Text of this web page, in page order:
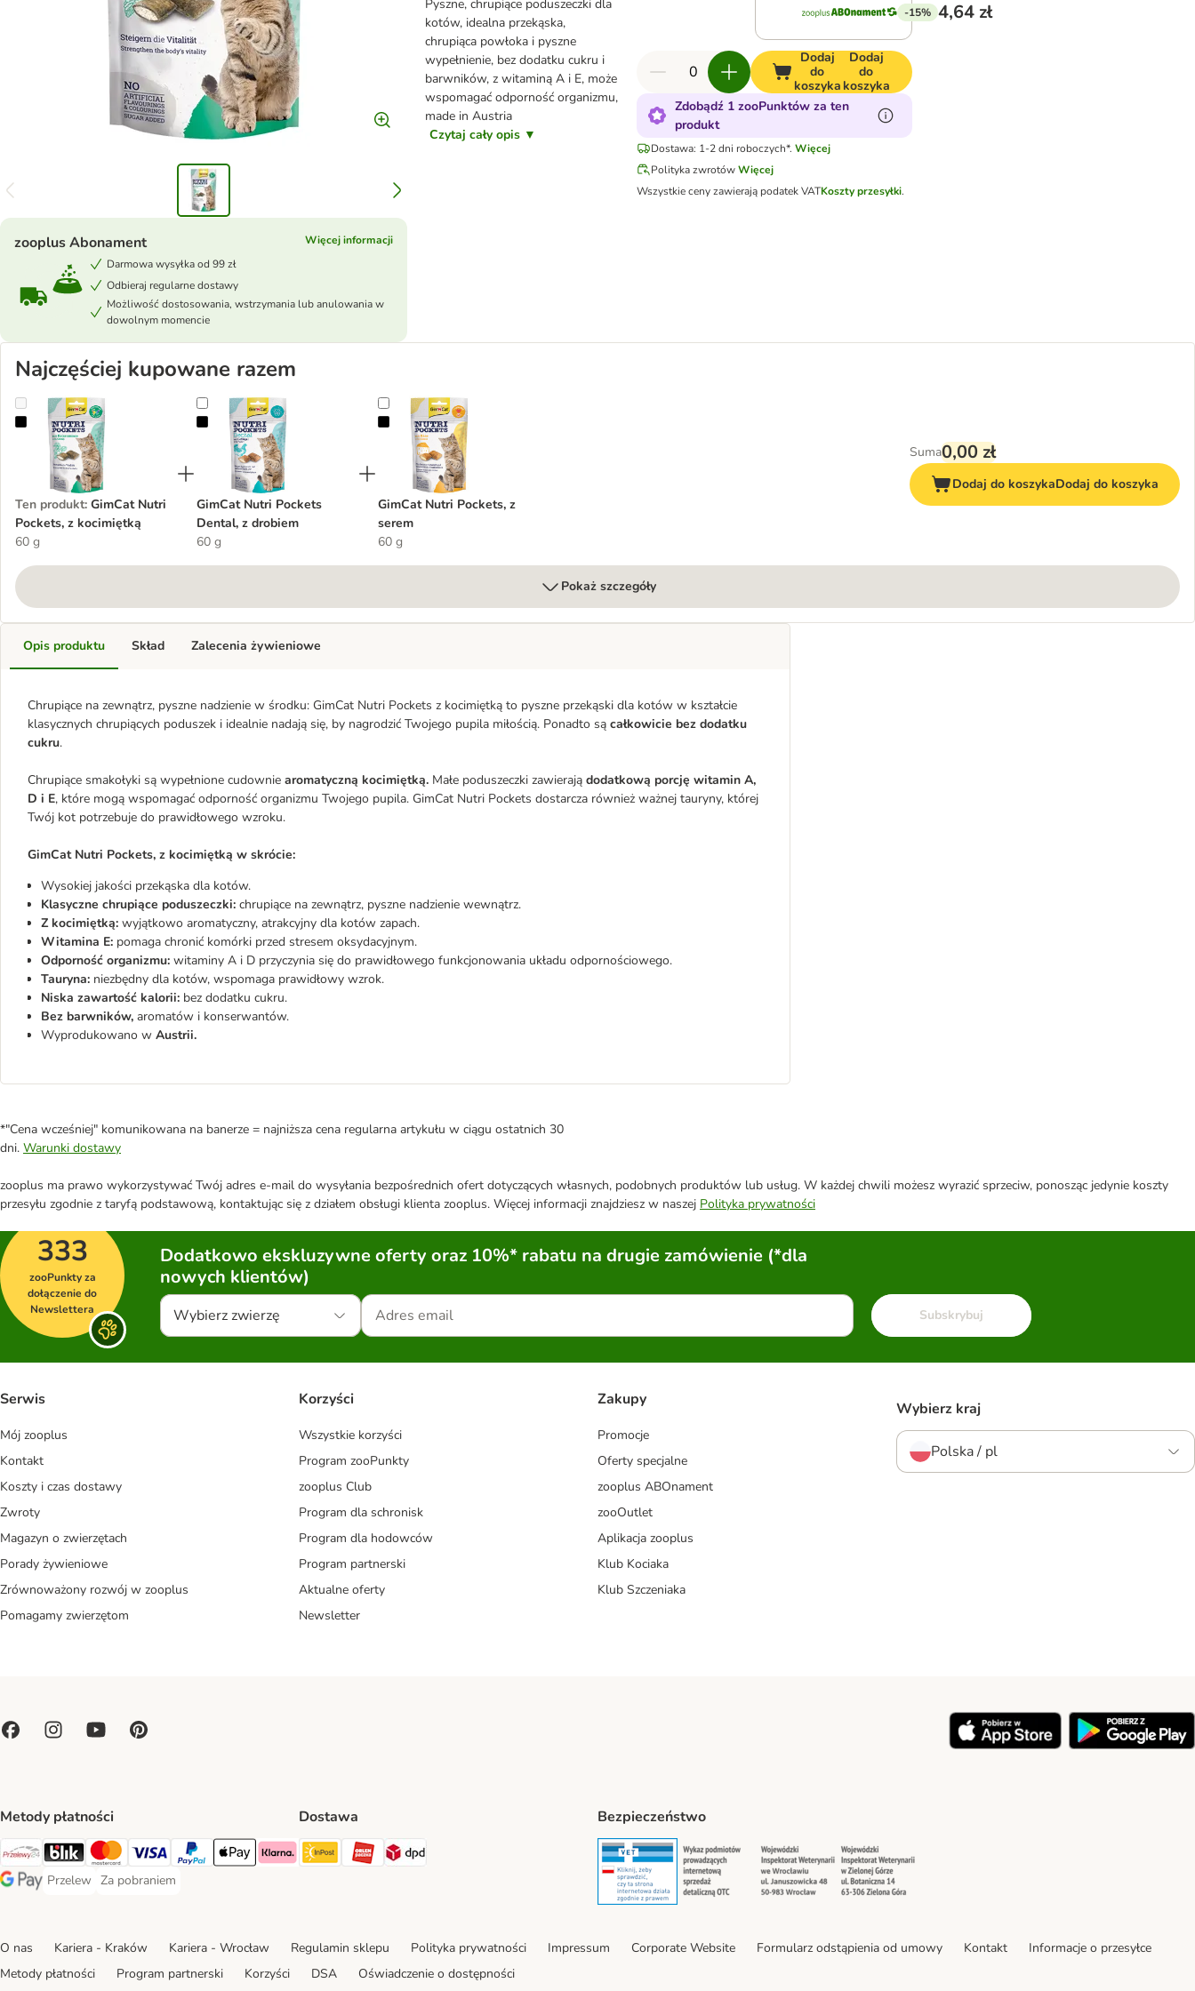
Pyszne, chrupiące poduszeczki dla
kotów, idealna przekąska,
chrupiąca powłoka i pyszne
wypełnienie, bez dodatku cukru i
barwników, z witaminą A i E, może
wspomagać odporność organizmu,
made in Austria
Czytaj cały opis ▼
zooplus Abonament
Więcej informacji
Darmowa wysyłka od 99 zł
Odbieraj regularne dostawy
Możliwość dostosowania, wstrzymania lub anulowania w
dowolnym momencie
-15% 4,64 zł
Dodaj
do
koszyka
Dodaj
do
koszyka
Zdobądź 1 zooPunktów za ten
produkt
Dostawa: 1-2 dni roboczych*. Więcej
Polityka zwrotów Więcej
Wszystkie ceny zawierają podatek VATKoszty przesyłki.
Najczęściej kupowane razem
GimCat Nutri Pockets, z kocimiętką
Ten produkt: GimCat Nutri
Pockets, z kocimiętką
60 g
GimCat Nutri Pockets Dental, z drobiem
GimCat Nutri Pockets
Dental, z drobiem
60 g
GimCat Nutri Pockets, z serem
GimCat Nutri Pockets, z
serem
60 g
Suma0,00 zł
Dodaj do koszykaDodaj do koszyka
Pokaż szczegóły
Opis produktu
Chrupiące na zewnątrz, pyszne nadzienie w środku: GimCat Nutri Pockets z kocimiętką to pyszne przekąski dla kotów w kształcie
klasycznych chrupiących poduszek i idealnie nadają się, by nagrodzić Twojego pupila miłością. Ponadto są całkowicie bez dodatku
cukru.
Chrupiące smakołyki są wypełnione cudownie aromatyczną kocimiętką. Małe poduszeczki zawierają dodatkową porcję witamin A,
D i E, które mogą wspomagać odporność organizmu Twojego pupila. GimCat Nutri Pockets dostarcza również ważnej tauryny, której
Twój kot potrzebuje do prawidłowego wzroku.
GimCat Nutri Pockets, z kocimiętką w skrócie:
Wysokiej jakości przekąska dla kotów.
Klasyczne chrupiące poduszeczki: chrupiące na zewnątrz, pyszne nadzienie wewnątrz.
Z kocimiętką: wyjątkowo aromatyczny, atrakcyjny dla kotów zapach.
Witamina E: pomaga chronić komórki przed stresem oksydacyjnym.
Odporność organizmu: witaminy A i D przyczynia się do prawidłowego funkcjonowania układu odpornościowego.
Tauryna: niezbędny dla kotów, wspomaga prawidłowy wzrok.
Niska zawartość kalorii: bez dodatku cukru.
Bez barwników, aromatów i konserwantów.
Wyprodukowano w Austrii.
Skład Zalecenia żywieniowe
*"Cena wcześniej" komunikowana na banerze = najniższa cena regularna artykułu w ciągu ostatnich 30
dni. Warunki dostawy
zooplus ma prawo wykorzystywać Twój adres e-mail do wysyłania bezpośrednich ofert dotyczących własnych, podobnych produktów lub usług. W każdej chwili możesz wyrazić sprzeciw, ponosząc jedynie koszty
przesyłu zgodnie z taryfą podstawową, kontaktując się z działem obsługi klienta zooplus. Więcej informacji znajdziesz w naszej Polityka prywatności
333
zooPunkty za
dołączenie do
Newslettera
Dodatkowo ekskluzywne oferty oraz 10%* rabatu na drugie zamówienie (*dla
nowych klientów)
Wybierz zwierzę Subskrybuj
Serwis
Mój zooplus
Kontakt
Koszty i czas dostawy
Zwroty
Magazyn o zwierzętach
Porady żywieniowe
Zrównoważony rozwój w zooplus
Pomagamy zwierzętom
Korzyści
Wszystkie korzyści
Program zooPunkty
zooplus Club
Program dla schronisk
Program dla hodowców
Program partnerski
Aktualne oferty
Newsletter
Zakupy
Promocje
Oferty specjalne
zooplus ABOnament
zooOutlet
Aplikacja zooplus
Klub Kociaka
Klub Szczeniaka
Wybierz kraj
Polska / pl
Metody płatności
Przelewy24 Payment Method
Blik Payment Method
MasterCard Payment Method
Visa Payment Method
PayPal Payment Method
Apple Pay Payment Method
Klarna Payment Method
Google Pay Payment Method
Przelew
Przelew Payment Method
Za pobraniem
Za pobraniem Payment Method
Dostawa
Paczkomat® Shipping Method
ORLEN Paczka Shipping Method
Bezpieczeństwo
Security Security Security
O nas Kariera - Kraków Kariera - Wrocław Regulamin sklepu Polityka prywatności Impressum Corporate Website Formularz odstąpienia od umowy Kontakt
Informacje o przesyłce
Metody płatności
Program partnerski Korzyści DSA Oświadczenie o dostępności